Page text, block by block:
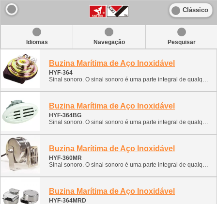
Clássico
Idiomas Navegação Pesquisar
Buzina Marítima de Aço Inoxidável
HYF-364
Sinal sonoro. O sinal sonoro é uma parte integral de qualquer veículo. Forneça sinais para prevenir uma emergência. Esta classificação contém vários tipos de sinais sonoros. Pode ser instalado e utilizado em navios, barcos, ATVs, motos de neve e lanchas. 1. Sinal eletrônico (caracol, forjamento monofônico, forjamento bicolor) 2. Sinal de ar (pneumático com compressor)
Buzina Marítima de Aço Inoxidável
HYF-364BG
Sinal sonoro. O sinal sonoro é uma parte integral de qualquer veículo. Forneça sinais para prevenir uma emergência. Esta classificação contém vários tipos de sinais sonoros. Pode ser instalado e utilizado em navios, barcos, ATVs, motos de neve e lanchas. 1. Sinal eletrônico (caracol, forjamento monofônico, forjamento bicolor) 2. Sinal de ar (pneumático com compressor)
Buzina Marítima de Aço Inoxidável
HYF-360MR
Sinal sonoro. O sinal sonoro é uma parte integral de qualquer veículo. Forneça sinais para prevenir uma emergência. Esta classificação contém vários tipos de sinais sonoros. Pode ser instalado e utilizado em navios, barcos, ATVs, motos de neve e lanchas. 1. Sinal eletrônico (caracol, forjamento monofônico, forjamento bicolor) 2. Sinal de ar (pneumático com compressor)
Buzina Marítima de Aço Inoxidável
HYF-364MRD